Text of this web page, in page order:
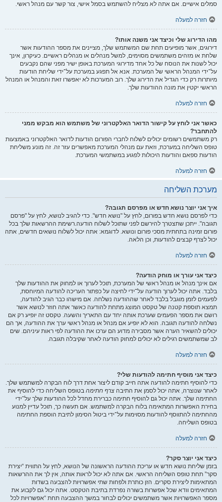
סמלים אישיים. אם אתה לא מצליח להשתמש בסמל אישי, צור קשר עם מנהל ראשי.
חזרה למעלה
מהו הדירוג שלי וכיצד אני משנה אותו?
דירוגים, אשר מופיעים תחת שם המשתמש שלך, מציינים את מספר ההודעות אשר
שלחת או מזהים משתמשים מסוימים, למשל מנהלים או מנהלים ראשיים. כעיקרון, אינך
יכול לשנות את הנוסח של כל אחד מדירוגי המערכת באופן ישיר מפני שהם נקבעים
על־ידי המנהל הראשי של המערכת. אנא אל תפגע במערכת על־ידי שליחת הודעות
מיותרות רק כדי הגדיל את הדירוג שלך. רוב המערכות לא יאפשרו זאת והמנהל או המנהל
הראשי יקטין את מונה ההודעות שלך.
חזרה למעלה
כאשר אני לוחץ על קישור הדואר האלקטרוני של משתמש הוא מבקש ממני
להתחבר?
רק משתמשים רשומים יכולים לשלוח לחברי הפורום הודעות לדואר האלקטרוני באמצעות
טופס השליחה במערכת, וזאת עם מנהלי המערכת מאפשרים עזר זה. זה מונע משליחת
הודעות ספאם והודעות היכולות לפגוע במשתמשי המערכת.
חזרה למעלה
מערכת השליחה
איך אני יוצר נושא חדש או מפרסם תגובה?
כדי לפרסם נושא חדש בפורום, לחץ על "נושא חדש". כדי להגיב לנושא, לחץ על "פרסם
תגובה". ייתכן שתצטרך להירשם לפני שתוכל לשלוח הודעה.רשימת ההרשאות שלך בכל
פורום זמינה בתחתית מסכי פורום ונושא. לדוגמא: אתה יכול לשלוח נושאים חדשים, אתה
יכול לצרף קבצים להודעות, וכן הלאה.
חזרה למעלה
כיצד אני עורך או מוחק הודעה?
אם אינך מנהל או מנהל ראשי של המערכת, תוכל לערוך או למחוק את ההודעות שלך
בלבד. אתה יכול לערוך הודעה על־ידי לחיצה על כפתור העריכה להודעה המיוחסת,
לפעמים לזמן מוגבל בלבד לאחר שההודעה נשלחה. אם מישהו כבר הגיב להודעה,
תמצא תוספת קטנה של טקסט המוצג מתחת להודעה כאשר אתה חוזר לנושא אשר
רושם את מספר הפעמים שערכת אותה יחד עם התאריך והשעה. טקסט זה יופיע רק אם
נשלחה להודעה תגובה. הוא לא יופיע אם מנהל או מנהל ראשי ערך את ההודעה, אך הם
יכולים להשאיר הערה אשר מסבירה מדוע הם ערכו את ההודעה לפי ראות עיניהם. שים
לב שמשתמשים רגילים לא יכולים למחוק הודעה לאחר שקיבלה תגובה.
חזרה למעלה
כיצד אני מוסיף חתימה להודעות שלי?
כדי להוסיף חתימה להודעה אתה חייב קודם ליצור אחת דרך לוח הבקרה למשתמש שלך.
לאחר שנוצרה, אתה יכול לסמן את התיבה צרף חתימה בטופס השליחה כדי להוסיף את
החתימה שלך. אתה יכול גם להוסיף חתימה כברירת מחדל לכל ההודעות שלך על־ידי
בחירת האפשרות המתאימה בלוח הבקרה למשתמש. אם תעשה כך, תוכל עדיין למנוע
מהחתימה להתווסף להודעות מסוימות על־ידי ביטול הסימון לתיבת הוספת החתימה
בטופס השליחה.
חזרה למעלה
כיצד אני יוצר סקר?
בזמן שליחת נושא חדש או עריכת ההודעה הראשונה של הנושא, לחץ על התווית “יצירת
סקר” תחת טופס השליחה הראשי. אם אתה לא יכול לראות אותה, אין לך את ההרשאות
המתאימות ליצירת סקרים. הזן כותרת ולפחות שתי אפשרויות להצבעה בשדות
המתאימים וודא שכל אפשרות בשורה נפרדת בתיבת הטקסט. אתה יכול גם לקבוע את
מספר האפשרויות אשר משתמשים יכולים לבחור במשך ההצבעה תחת “אפשרויות לכל